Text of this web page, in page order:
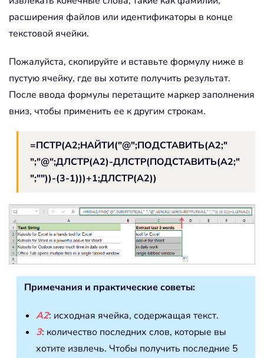
расширения файлов или идентификаторы в конце
текстовой ячейки.
Пожалуйста, скопируйте и вставьте формулу ниже в
пустую ячейку, где вы хотите получить результат.
После ввода формулы перетащите маркер заполнения
вниз, чтобы применить ее к другим строкам.
=ПСТР(A2;НАЙТИ("@";ПОДСТАВИТЬ(A2;"
";"@";ДЛСТР(A2)-ДЛСТР(ПОДСТАВИТЬ(A2;"
";""))-(3-1)))+1;ДЛСТР(A2))
Примечания и практические советы:
A2: исходная ячейка, содержащая текст.
3: количество последних слов, которые вы
хотите извлечь. Чтобы получить последние 5